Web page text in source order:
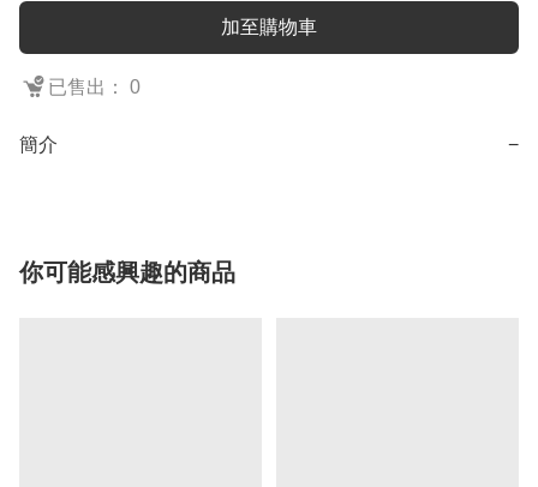
加至購物車
已售出： 0
簡介 −
你可能感興趣的商品